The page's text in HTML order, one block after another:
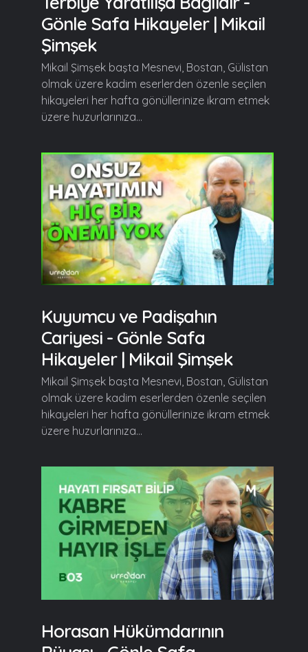
Gönle Safa Hikayeler | Mikail
Şimşek
Mikail Şimşek başta Mesnevi, Bostan, Gülistan
olmak üzere kadim eserlerden özenle seçilen
hikayeleri her hafta gönüllerinize ikram etmek
üzere huzurlarınıza...
Kuyumcu ve Padişahın
Cariyesi - Gönle Safa
Hikayeler | Mikail Şimşek
Mikail Şimşek başta Mesnevi, Bostan, Gülistan
olmak üzere kadim eserlerden özenle seçilen
hikayeleri her hafta gönüllerinize ikram etmek
üzere huzurlarınıza...
Horasan Hükümdarının